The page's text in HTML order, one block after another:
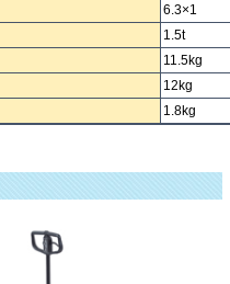
6.3×1
1.5t
11.5kg
12kg
1.8kg